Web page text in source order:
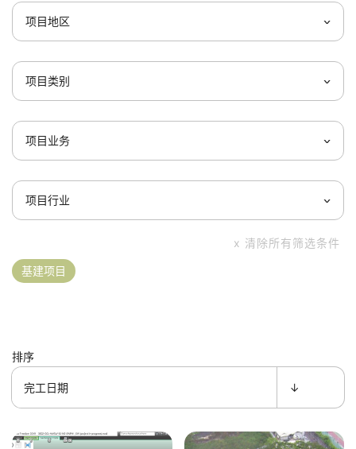
项目地区
项目类别
项目业务
项目行业
基建项目
排序